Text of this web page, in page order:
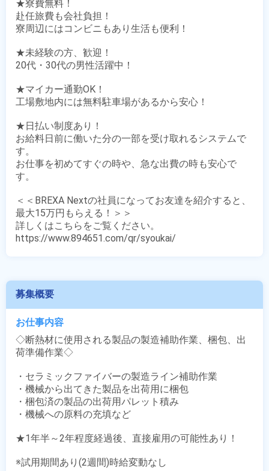
★寮費無料！
赴任旅費も会社負担！
寮周辺にはコンビニもあり生活も便利！
★未経験の方、歓迎！
20代・30代の男性活躍中！
★マイカー通勤OK！
工場敷地内には無料駐車場があるから安心！
★日払い制度あり！
お給料日前に働いた分の一部を受け取れるシステムで
す。
お仕事を初めてすぐの時や、急な出費の時も安心で
す。
＜＜BREXA Nextの社員になってお友達を紹介すると、
最大15万円もらえる！＞＞
詳しくはこちらをご覧ください。
https://www.894651.com/qr/syoukai/
募集概要
お仕事内容
◇断熱材に使用される製品の製造補助作業、梱包、出
荷準備作業◇
・セラミックファイバーの製造ライン補助作業
・機械から出てきた製品を出荷用に梱包
・梱包済の製品の出荷用パレット積み
・機械への原料の充填など
★1年半～2年程度経過後、直接雇用の可能性あり！
※試用期間あり(2週間)時給変動なし